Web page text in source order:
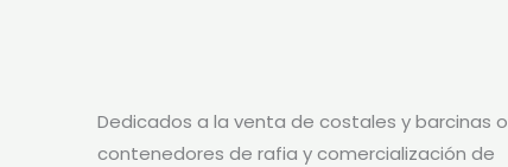
Dedicados a la venta de costales y barcinas o
contenedores de rafia y comercialización de